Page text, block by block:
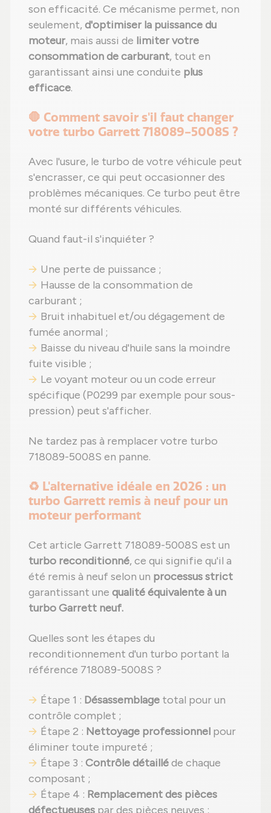
son efficacité. Ce mécanisme permet, non
seulement, d'optimiser la puissance du
moteur, mais aussi de limiter votre
consommation de carburant, tout en
garantissant ainsi une conduite plus
efficace.
🛑 Comment savoir s'il faut changer
votre turbo Garrett 718089-5008S ?
Avec l'usure, le turbo de votre véhicule peut
s'encrasser, ce qui peut occasionner des
problèmes mécaniques. Ce turbo peut être
monté sur différents véhicules.
Quand faut-il s'inquiéter ?
Une perte de puissance ;
Hausse de la consommation de
carburant ;
Bruit inhabituel et/ou dégagement de
fumée anormal ;
Baisse du niveau d'huile sans la moindre
fuite visible ;
Le voyant moteur ou un code erreur
spécifique (P0299 par exemple pour sous-
pression) peut s'afficher.
Ne tardez pas à remplacer votre turbo
718089-5008S en panne.
♻️ L'alternative idéale en 2026 : un
turbo Garrett remis à neuf pour un
moteur performant
Cet article Garrett 718089-5008S est un
turbo reconditionné, ce qui signifie qu'il a
été remis à neuf selon un processus strict
garantissant une qualité équivalente à un
turbo Garrett neuf.
Quelles sont les étapes du
reconditionnement d'un turbo portant la
référence 718089-5008S ?
Étape 1 : Désassemblage total pour un
contrôle complet ;
Étape 2 : Nettoyage professionnel pour
éliminer toute impureté ;
Étape 3 : Contrôle détailléde chaque
composant ;
Étape 4 : Remplacement des pièces
défectueuses par des pièces neuves ;